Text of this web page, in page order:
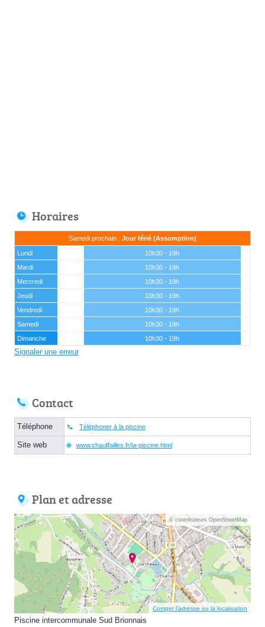
Horaires
Samedi prochain : Jour férié (Assomption)
Lundi
10h30 - 19h
Mardi
10h30 - 19h
Mercredi
10h30 - 19h
Jeudi
10h30 - 19h
Vendredi
10h30 - 19h
Samedi
10h30 - 19h
Dimanche
10h30 - 19h
Signaler une erreur
Contact
Téléphone Téléphoner à la piscine
Site web www.chauffailles.fr/la-piscine.html
Plan et adresse
© contributeurs OpenStreetMap
Corriger l’adresse ou la localisation
Piscine intercommunale Sud Brionnais